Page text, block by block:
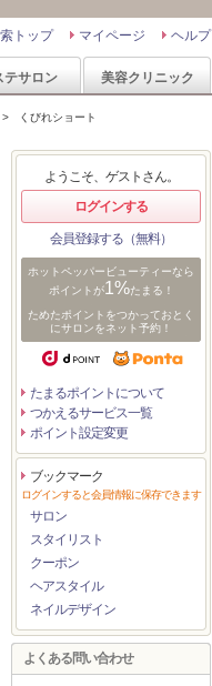
ヘルプ
マイページ
トップ
テサロン 美容クリニック
> くびれショート
ようこそ、ゲストさん。
ログインする
会員登録する（無料）
ホットペッパービューティーなら
ポイントが1%たまる！
ためたポイントをつかっておとく
にサロンをネット予約！
たまるポイントについて
つかえるサービス一覧
ポイント設定変更
ブックマーク
ログインすると会員情報に保存できます
サロン
スタイリスト
クーポン
ヘアスタイル
ネイルデザイン
よくある問い合わせ